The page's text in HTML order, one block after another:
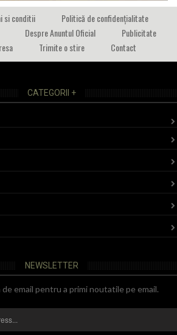
si conditii
Politică de confidențialitate
Despre Anuntul Oficial
Publicitate
Trimite o stire Contact
CATEGORII +
NEWSLETTER
email pentru a primi noutatile pe email.